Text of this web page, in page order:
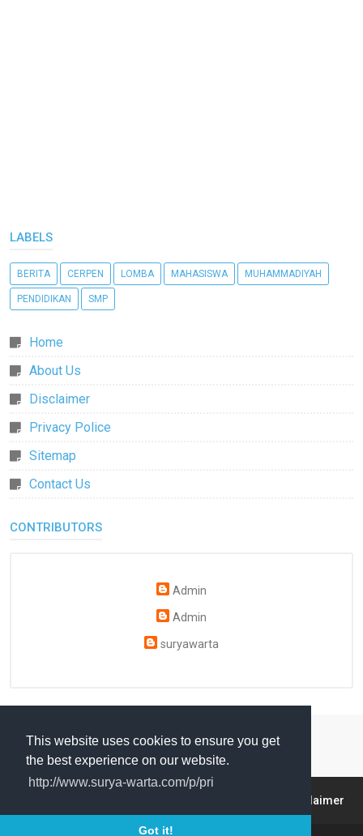
This website uses cookies to ensure you get
the best experience on our website.
http://www.surya-warta.com/p/pri
Got it!
LABELS
BERITA CERPEN LOMBA MAHASISWA MUHAMMADIYAH
PENDIDIKAN SMP
Home
About Us
Disclaimer
Privacy Police
Sitemap
Contact Us
CONTRIBUTORS
Admin
Admin
suryawarta
Disclaimer